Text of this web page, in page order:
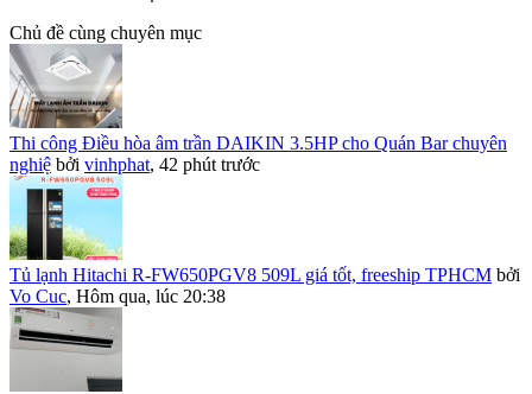
Chủ đề cùng chuyên mục
Thi công Điều hòa âm trần DAIKIN 3.5HP cho Quán Bar chuyên
nghiệ bởi vinhphat, 42 phút trước
Tủ lạnh Hitachi R-FW650PGV8 509L giá tốt, freeship TPHCM bởi
Vo Cuc, Hôm qua, lúc 20:38